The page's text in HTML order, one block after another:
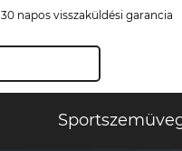
30 napos visszaküldési garancia